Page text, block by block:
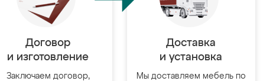
Договор
и изготовление
Заключаем договор,
Доставка
и установка
Мы доставляем мебель по